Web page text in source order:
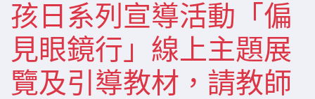
孩日系列宣導活動「偏
見眼鏡行」線上主題展
覽及引導教材，請教師